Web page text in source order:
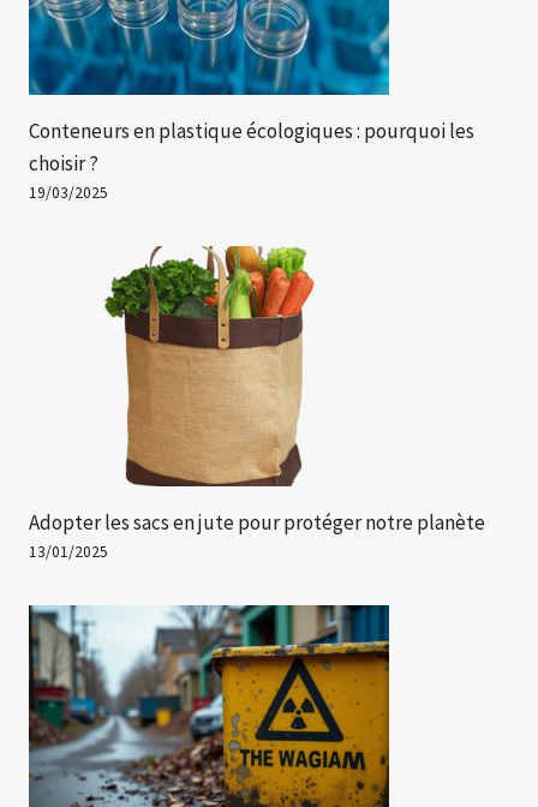
Conteneurs en plastique écologiques : pourquoi les
choisir ?
19/03/2025
Adopter les sacs en jute pour protéger notre planète
13/01/2025